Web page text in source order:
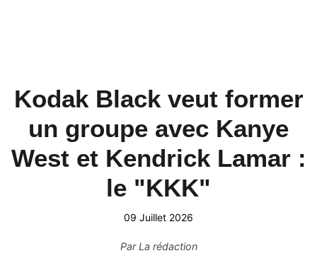
Kodak Black veut former
un groupe avec Kanye
West et Kendrick Lamar :
le "KKK"
09 Juillet 2026
ParLa rédaction